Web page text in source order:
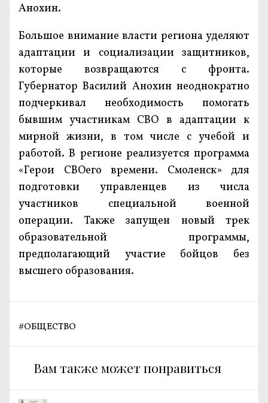
Анохин.
Большое внимание власти региона уделяют
адаптации и социализации защитников,
которые возвращаются с фронта.
Губернатор Василий Анохин неоднократно
подчеркивал необходимость помогать
бывшим участникам СВО в адаптации к
мирной жизни, в том числе с учебой и
работой. В регионе реализуется программа
«Герои СВОего времени. Смоленск» для
подготовки управленцев из числа
участников специальной военной
операции. Также запущен новый трек
образовательной программы,
предполагающий участие бойцов без
высшего образования.
#ОБЩЕСТВО
Вам также может понравиться